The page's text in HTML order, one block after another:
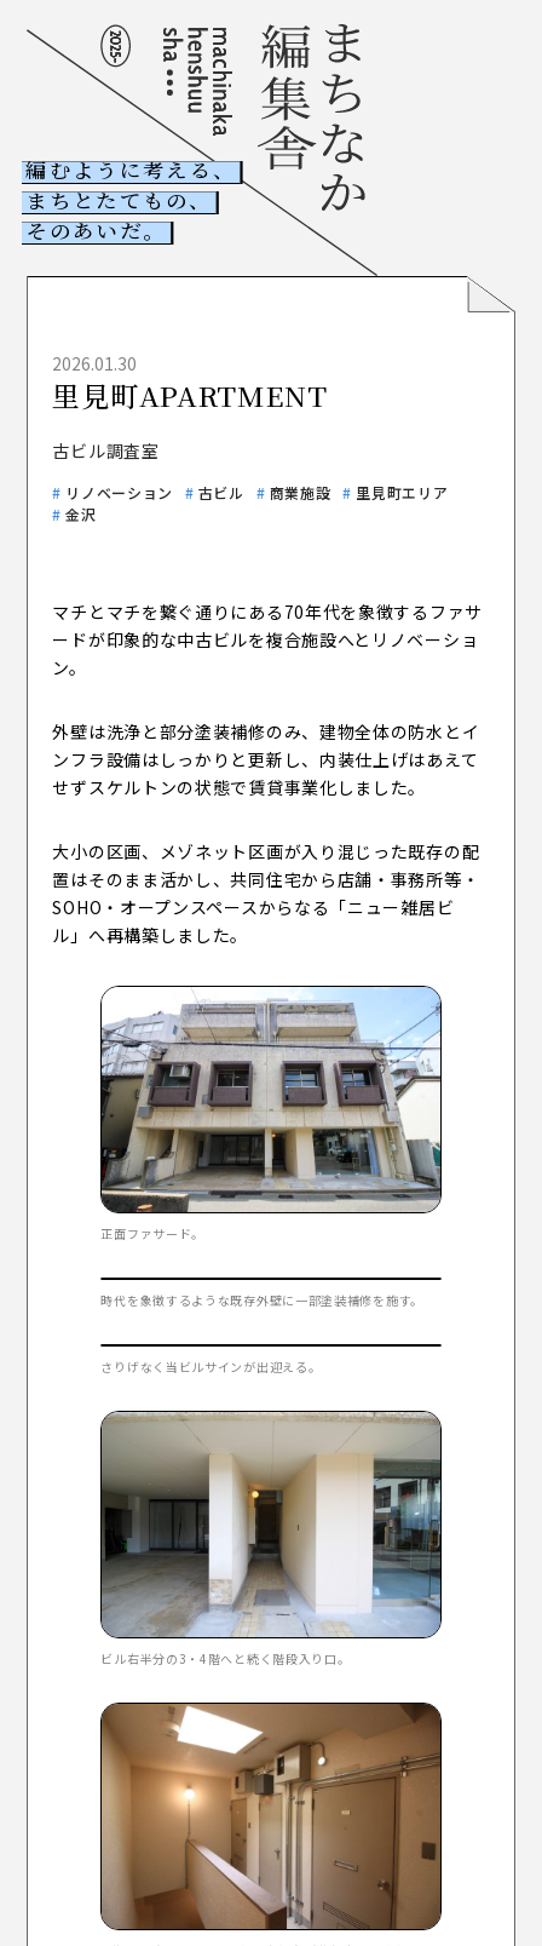
NEWS
古ビル調査室
ABOUT
まちなか編集舎とは
運営会社 株式会社ENN
プライバシーポリシー
編むように考える、
まちとたてもの、
そのあいだ。
2026.01.30
里見町APARTMENT
古ビル調査室
リノベーション 古ビル 商業施設
里見町エリア
金沢
マチとマチを繋ぐ通りにある70年代を象徴するファサ
ードが印象的な中古ビルを複合施設へとリノベーショ
ン。
外壁は洗浄と部分塗装補修のみ、建物全体の防水とイ
ンフラ設備はしっかりと更新し、内装仕上げはあえて
せずスケルトンの状態で賃貸事業化しました。
大小の区画、メゾネット区画が入り混じった既存の配
置はそのまま活かし、共同住宅から店舗・事務所等・
SOHO・オープンスペースからなる「ニュー雑居ビ
ル」へ再構築しました。
正面ファサード。
時代を象徴するような既存外壁に一部塗装補修を施す。
さりげなく当ビルサインが出迎える。
ビル右半分の3・4階へと続く階段入り口。